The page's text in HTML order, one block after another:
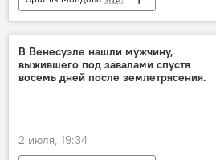
В Венесуэле нашли мужчину,
выжившего под завалами спустя
восемь дней после землетрясения.
2 июля, 19:34